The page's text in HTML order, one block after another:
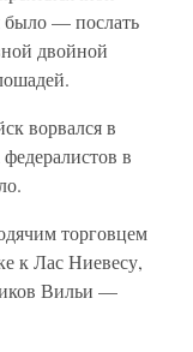
было — послать
двойной
ворвался в
в
торговцем
к Лас Ниевесу,
Вильи —